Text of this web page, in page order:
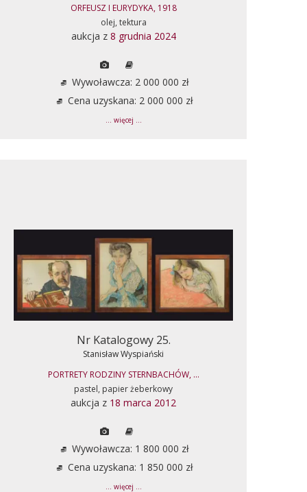
ORFEUSZ I EURYDYKA, 1918
olej, tektura
aukcja z 8 grudnia 2024
Wywoławcza: 2 000 000 zł
Cena uzyskana: 2 000 000 zł
... więcej ...
Nr Katalogowy 25.
Stanisław Wyspiański
PORTRETY RODZINY STERNBACHÓW, ...
pastel, papier żeberkowy
aukcja z 18 marca 2012
Wywoławcza: 1 800 000 zł
Cena uzyskana: 1 850 000 zł
... więcej ...